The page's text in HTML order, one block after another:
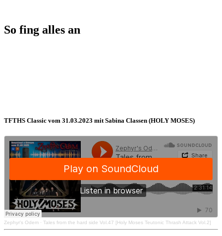
So fing alles an
TFTHS Classic vom 31.03.2023 mit Sabina Classen (HOLY MOSES)
Zephyr's Odem · Tales from the hard side Vol.47 [Holy Moses Teutonic Thrash Attack Vol.2]